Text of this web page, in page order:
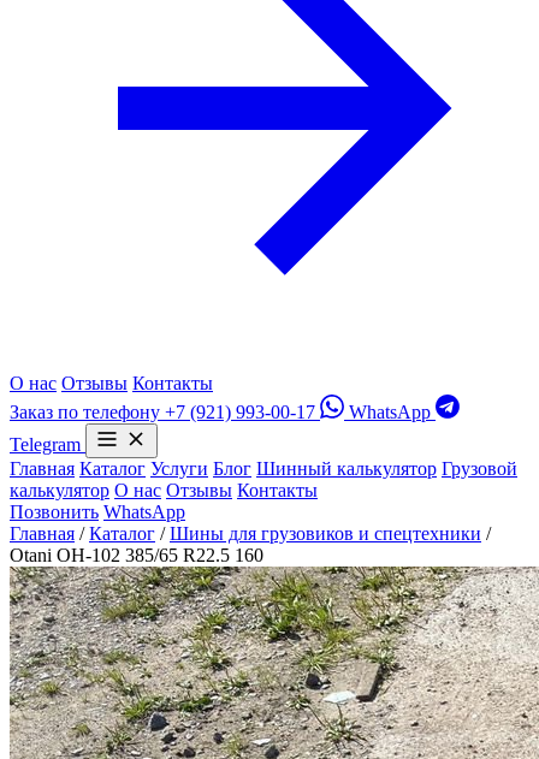
О нас Отзывы Контакты
Заказ по телефону +7 (921) 993-00-17
WhatsApp
Telegram
Главная Каталог Услуги Блог Шинный калькулятор Грузовой
калькулятор О нас Отзывы Контакты
Позвонить WhatsApp
Главная / Каталог / Шины для грузовиков и спецтехники /
Otani OH-102 385/65 R22.5 160